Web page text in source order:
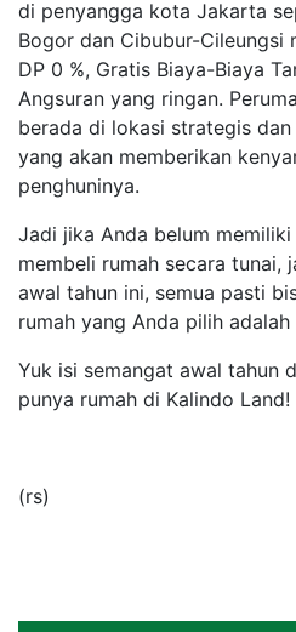
di penyangga kota Jakarta
Bogor dan Cibubur-Cileungsi
DP 0 %, Gratis Biaya-Biaya
Angsuran yang ringan.
berada di lokasi strategis
yang akan memberikan
penghuninya.
Jadi jika Anda belum
membeli rumah secara tunai,
awal tahun ini, semua pasti
rumah yang Anda pilih
Yuk isi semangat awal tahun
punya rumah di Kalindo Land!
(rs)